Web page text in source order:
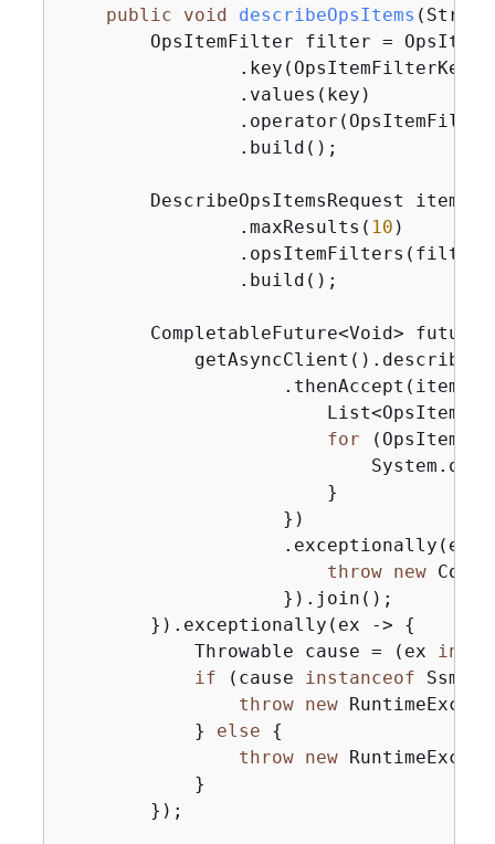
public
void describeOpsItems
OpsItemFilter filter =
                .values(key)
                .build();
DescribeOpsItemsRequest
                .maxResults(
10 )
                .opsItemFilters(filter)
                .build();
CompletableFuture<Void>
for
                        }
                    })
.exceptionally(ex
throw new
                    }).join();
        }).exceptionally(ex ->
{
            Throwable cause = (ex
if (cause instanceof
throw new
            }
else
{
throw new
            }
        });